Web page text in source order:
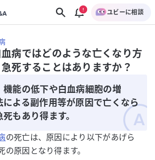
ユビーに相談
病ではどのような亡くなり方
死することはありますか？
機能の低下や白血病細胞の増
による副作用等が原因で亡くなら
もあり得ます。
の死亡は、原因により以下があげら
の原因となり得ます。